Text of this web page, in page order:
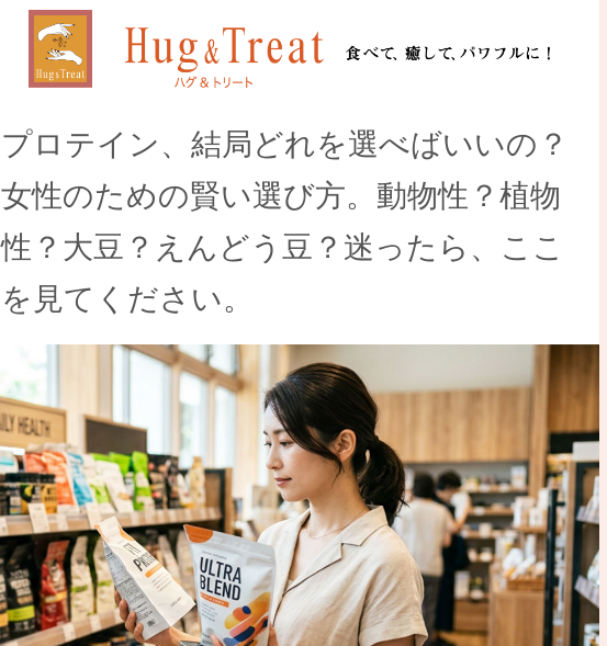
プロテイン、結局どれを選べばいいの？
女性のための賢い選び方。動物性？植物
性？大豆？えんどう豆？迷ったら、ここ
を見てください。